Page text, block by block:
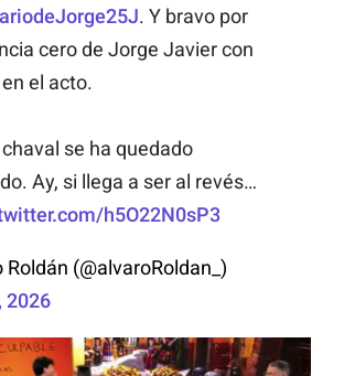
. Y bravo por
cero de Jorge Javier con
el acto.
se ha quedado
Ay, si llega a ser al revés…
h5O22N0sP3
(@alvaroRoldan_)
2026